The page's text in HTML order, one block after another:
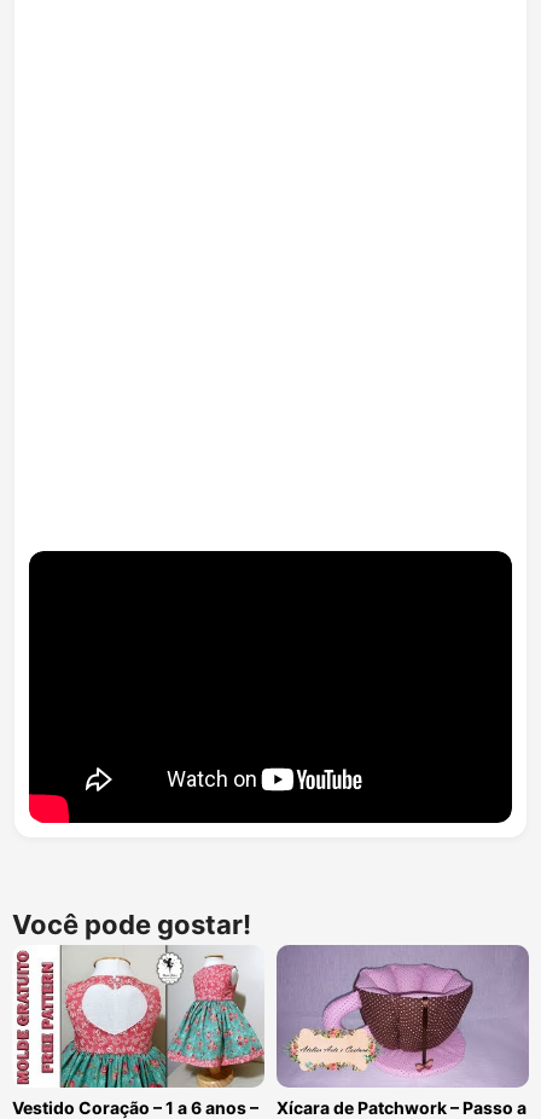
Você pode gostar!
Vestido Coração – 1 a 6 anos –
Xícara de Patchwork – Passo a